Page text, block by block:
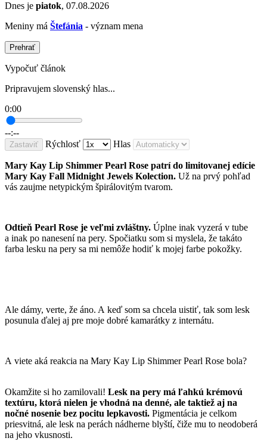
Dnes je piatok, 07.08.2026
Meniny má Štefánia - význam mena
Prehrať
Vypočuť článok
Pripravujem slovenský hlas...
0:00
--:--
Zastaviť Rýchlosť Hlas
Mary Kay Lip Shimmer Pearl Rose patrí do limitovanej edície
Mary Kay Fall Midnight Jewels Kolection. Už na prvý pohľad
vás zaujme netypickým špirálovitým tvarom.
Odtieň Pearl Rose je veľmi zvláštny. Úplne inak vyzerá v tube
a inak po nanesení na pery. Spočiatku som si myslela, že takáto
farba lesku na pery sa mi nemôže hodiť k mojej farbe pokožky.
Ale dámy, verte, že áno. A keď som sa chcela uistiť, tak som lesk
posunula ďalej aj pre moje dobré kamarátky z internátu.
A viete aká reakcia na Mary Kay Lip Shimmer Pearl Rose bola?
Okamžite si ho zamilovali! Lesk na pery má ľahkú krémovú
textúru, ktorá nielen je vhodná na denné, ale taktiež aj na
nočné nosenie bez pocitu lepkavosti. Pigmentácia je celkom
priesvitná, ale lesk na perách nádherne blyští, čiže mu to neodoberá
na jeho vkusnosti.